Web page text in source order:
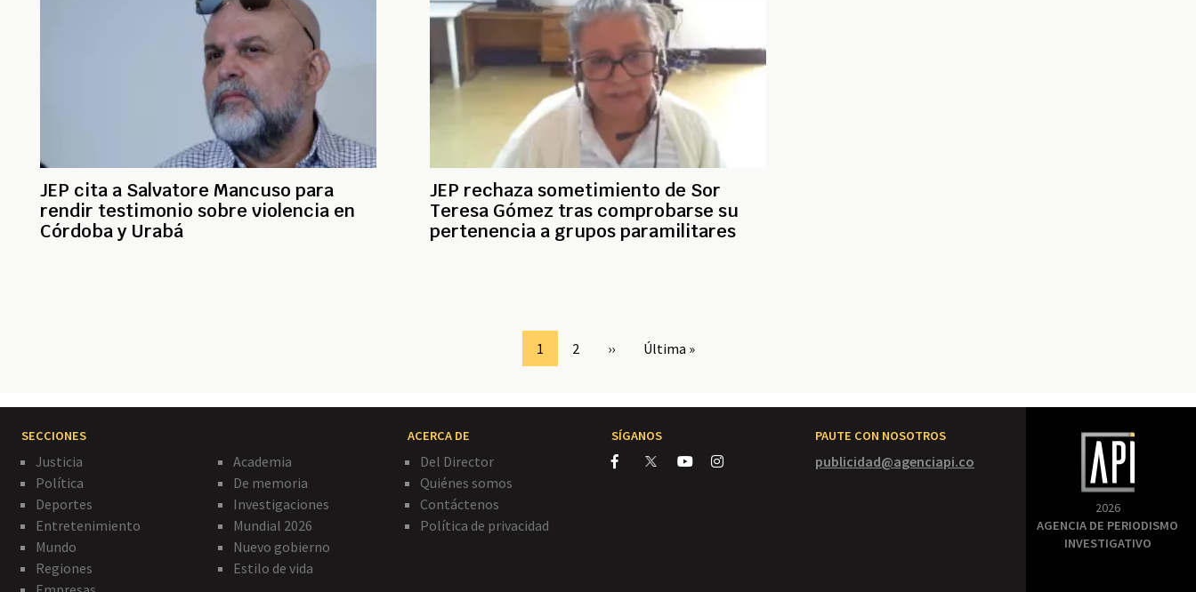
JEP cita a Salvatore Mancuso para
rendir testimonio sobre violencia en
Córdoba y Urabá
JEP rechaza sometimiento de Sor
Teresa Gómez tras comprobarse su
pertenencia a grupos paramilitares
Page
1 Page
2
Siguiente
››
Última
Última »
SECCIONES
Justicia
Política
Deportes
Entretenimiento
Mundo
Regiones
Academia
De memoria
Investigaciones
Mundial 2026
Nuevo gobierno
Estilo de vida
ACERCA DE
Del Director
Quiénes somos
Contáctenos
Política de privacidad
SÍGANOS PAUTE CON NOSOTROS
publicidad@agenciapi.co
2026
AGENCIA DE PERIODISMO
INVESTIGATIVO